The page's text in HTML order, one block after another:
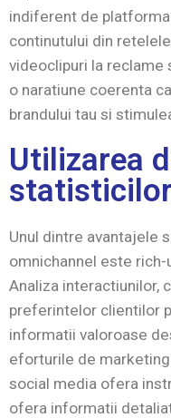
indiferent de
continutului din
videoclipuri la reclame
o naratiune coerenta
brandului tau si
Utilizarea
statisticilor
Unul dintre avantajele
omnichannel este
Analiza interactiunilor,
preferintelor clientilor
informatii valoroase
eforturile de
social media ofera
ofera informatii